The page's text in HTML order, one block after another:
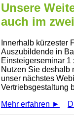
Unsere
auch im
Innerhalb kürzester
Auszubildende in
Einsteigerseminar 1
Nutzen Sie deshalb
unser nächstes
Vertriebsgestaltung
Mehr erfahren ►